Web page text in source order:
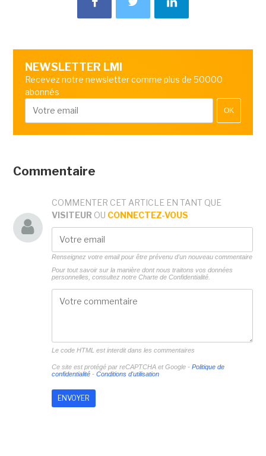
NEWSLETTER LMI
Recevez notre newsletter comme plus de 50000
abonnés
OK
Commentaire
COMMENTER CET ARTICLE EN TANT QUE
VISITEUR OU CONNECTEZ-VOUS
Renseignez votre email pour être prévenu d'un nouveau commentaire
Pour tout savoir sur la manière dont nous traitons vos données
personnelles, consultez notre Charte de Confidentialité.
Le code HTML est interdit dans les commentaires
Ce site est protégé par reCAPTCHA et Google - Politique de
confidentialité- Conditions d'utilisation